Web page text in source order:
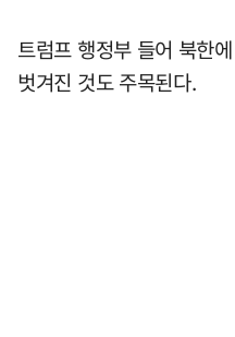
트럼프 행정부 들어 북한
벗겨진 것도 주목된다.